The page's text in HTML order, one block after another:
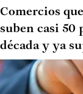
Comercios
suben casi 50
década y ya